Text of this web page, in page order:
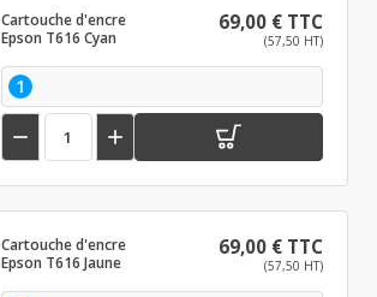
Cartouche d'encre
Epson T616 Cyan
69,00 € TTC
(57,50 HT)
1
 
Cartouche d'encre
Epson T616 Jaune
69,00 € TTC
(57,50 HT)